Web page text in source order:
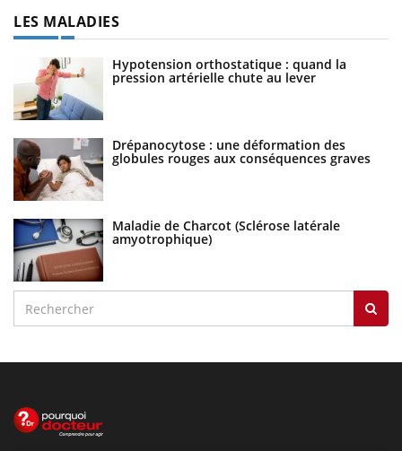
LES MALADIES
Hypotension orthostatique : quand la
pression artérielle chute au lever
Drépanocytose : une déformation des
globules rouges aux conséquences graves
Maladie de Charcot (Sclérose latérale
amyotrophique)